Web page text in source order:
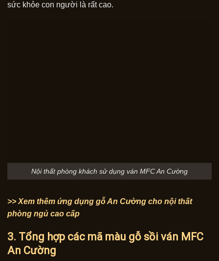
sức khỏe con người là rất cao.
Nội thất phòng khách sử dụng ván MFC An Cường
>> Xem thêm ứng dụng gỗ An Cường cho nội thất
phòng ngủ cao cấp
3. Tổng hợp các mã màu gỗ sồi ván MFC
An Cường